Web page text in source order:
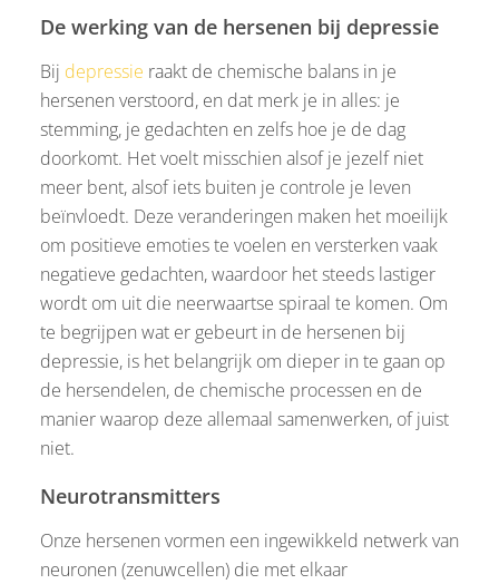
De werking van de hersenen bij depressie
Bij depressie raakt de chemische balans in je
hersenen verstoord, en dat merk je in alles: je
stemming, je gedachten en zelfs hoe je de dag
doorkomt. Het voelt misschien alsof je jezelf niet
meer bent, alsof iets buiten je controle je leven
beïnvloedt. Deze veranderingen maken het moeilijk
om positieve emoties te voelen en versterken vaak
negatieve gedachten, waardoor het steeds lastiger
wordt om uit die neerwaartse spiraal te komen. Om
te begrijpen wat er gebeurt in de hersenen bij
depressie, is het belangrijk om dieper in te gaan op
de hersendelen, de chemische processen en de
manier waarop deze allemaal samenwerken, of juist
niet.
Neurotransmitters
Onze hersenen vormen een ingewikkeld netwerk van
neuronen (zenuwcellen) die met elkaar